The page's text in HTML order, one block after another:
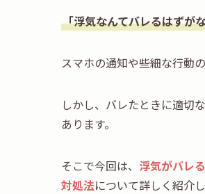
「浮気なんてバレるはずが
スマホの通知や些細な行動
しかし、バレたときに適切
あります。
そこで今回は、 浮気がバレ
対処法について詳しく紹介し